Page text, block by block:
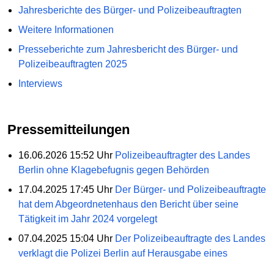
Jahresberichte des Bürger- und Polizeibeauftragten
Weitere Informationen
Presseberichte zum Jahresbericht des Bürger- und
Polizeibeauftragten 2025
Interviews
Pressemitteilungen
16.06.2026 15:52 Uhr Polizeibeauftragter des Landes
Berlin ohne Klagebefugnis gegen Behörden
17.04.2025 17:45 Uhr Der Bürger- und Polizeibeauftragte
hat dem Abgeordnetenhaus den Bericht über seine
Tätigkeit im Jahr 2024 vorgelegt
07.04.2025 15:04 Uhr Der Polizeibeauftragte des Landes
verklagt die Polizei Berlin auf Herausgabe eines